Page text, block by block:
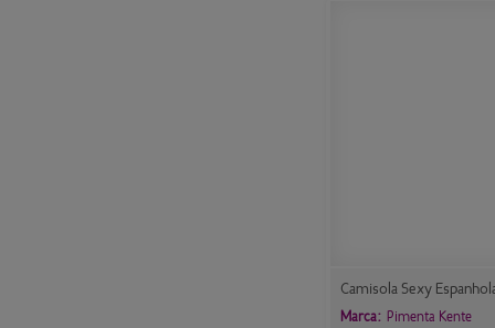
Camisola Sexy
Marca: Pimenta Kente